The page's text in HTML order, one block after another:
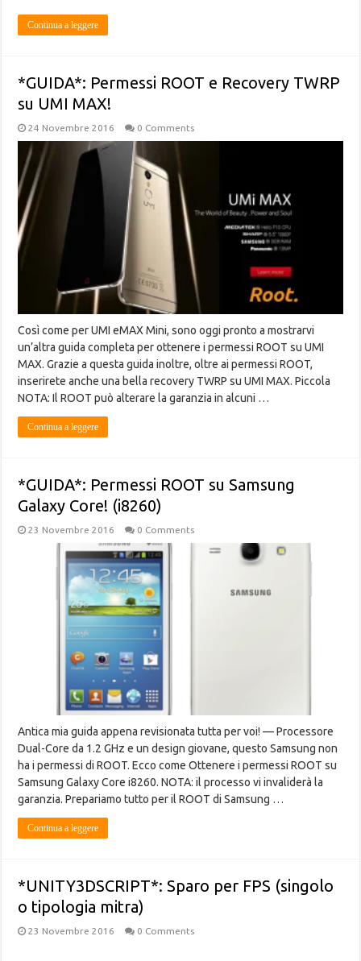
Continua a leggere
*GUIDA*: Permessi ROOT e Recovery TWRP
su UMI MAX!
24 Novembre 2016 0 Comments
Così come per UMI eMAX Mini, sono oggi pronto a mostrarvi
un’altra guida completa per ottenere i permessi ROOT su UMI
MAX. Grazie a questa guida inoltre, oltre ai permessi ROOT,
inserirete anche una bella recovery TWRP su UMI MAX. Piccola
NOTA: Il ROOT può alterare la garanzia in alcuni …
Continua a leggere
*GUIDA*: Permessi ROOT su Samsung
Galaxy Core! (i8260)
23 Novembre 2016 0 Comments
Antica mia guida appena revisionata tutta per voi! — Processore
Dual-Core da 1.2 GHz e un design giovane, questo Samsung non
ha i permessi di ROOT. Ecco come Ottenere i permessi ROOT su
Samsung Galaxy Core i8260. NOTA: il processo vi invaliderà la
garanzia. Prepariamo tutto per il ROOT di Samsung …
Continua a leggere
*UNITY3DSCRIPT*: Sparo per FPS (singolo
o tipologia mitra)
23 Novembre 2016 0 Comments